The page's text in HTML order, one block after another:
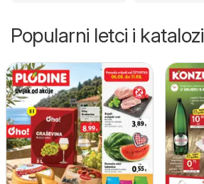
Popularni letci i katalozi